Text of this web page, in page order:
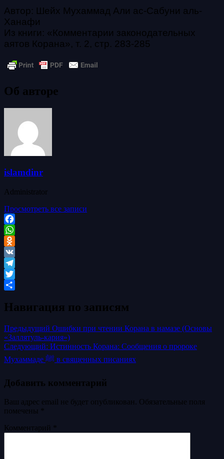
Автор: Шейх Мухаммад Али ас-Сабуни аль-
Ханафи
Из книги: «Комментарии законодательных
аятов Корана», т. 2, стр. 283-285
Об авторе
islamdinr
Administrator
Просмотреть все записи
Facebook
WhatsApp
Odnoklassniki
VK
Telegram
Twitter
Навигация по записям
Предыдущий Ошибки при чтении Корана в намазе (Основы
«Заллятуль-кария»)
Следующий: Истинность Корана: Сообщения о пророке
Мухаммаде ﷺ в священных писаниях
Добавить комментарий
Ваш адрес email не будет опубликован.
Обязательные поля
помечены
Комментарий